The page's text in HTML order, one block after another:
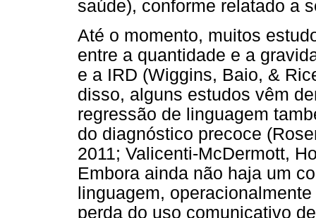
saúde), conforme relatado a
Até o momento, muitos
entre a quantidade e a
e a IRD (Wiggins, Baio, &
disso, alguns estudos vêm
regressão de linguagem
do diagnóstico precoce
2011; Valicenti-McDermott,
Embora ainda não haja um
linguagem,
perda do uso comunicativo